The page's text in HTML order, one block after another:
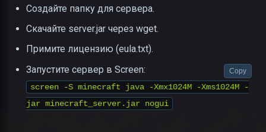
Создайте папку для сервера.
Скачайте server.jar через wget.
Примите лицензию (eula.txt).
Запустите сервер в Screen:
screen -S minecraft java -Xmx1024M -Xms1024M -
jar minecraft_server.jar nogui
Copy